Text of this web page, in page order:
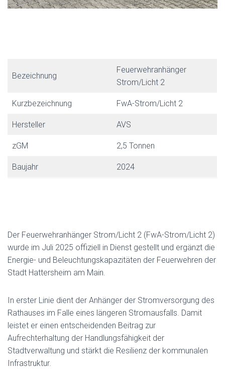
Bezeichnung
Feuerwehranhänger
Strom/Licht 2
Kurzbezeichnung FwA-Strom/Licht 2
Hersteller AVS
zGM 2,5 Tonnen
Baujahr 2024
Der Feuerwehranhänger Strom/Licht 2 (FwA-Strom/Licht 2)
wurde im Juli 2025 offiziell in Dienst gestellt und ergänzt die
Energie- und Beleuchtungskapazitäten der Feuerwehren der
Stadt Hattersheim am Main.
In erster Linie dient der Anhänger der Stromversorgung des
Rathauses im Falle eines längeren Stromausfalls. Damit
leistet er einen entscheidenden Beitrag zur
Aufrechterhaltung der Handlungsfähigkeit der
Stadtverwaltung und stärkt die Resilienz der kommunalen
Infrastruktur.